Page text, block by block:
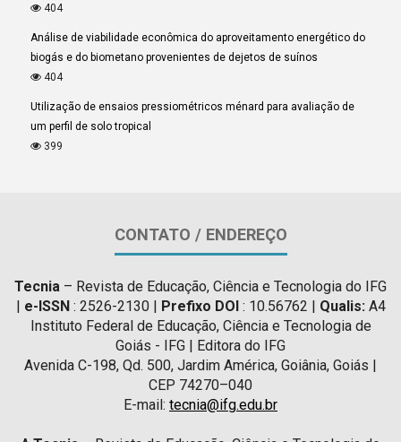
404
Análise de viabilidade econômica do aproveitamento energético do
biogás e do biometano provenientes de dejetos de suínos
404
Utilização de ensaios pressiométricos ménard para avaliação de
um perfil de solo tropical
399
CONTATO / ENDEREÇO
Tecnia – Revista de Educação, Ciência e Tecnologia do IFG
| e-ISSN: 2526-2130 | Prefixo DOI: 10.56762 | Qualis:A4
Instituto Federal de Educação, Ciência e Tecnologia de
Goiás - IFG | Editora do IFG
Avenida C-198, Qd. 500, Jardim América, Goiânia, Goiás |
CEP 74270–040
E-mail: tecnia@ifg.edu.br